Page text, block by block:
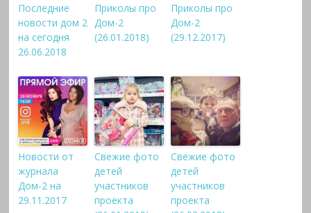
Последние
новости дом 2
на сегодня
26.06.2018
Приколы про
Дом-2
(26.01.2018)
Приколы про
Дом-2
(29.12.2017)
Новости от
журнала
Дом-2 на
29.11.2017
Свежие фото
детей
участников
проекта
Свежие фото
детей
участников
проекта